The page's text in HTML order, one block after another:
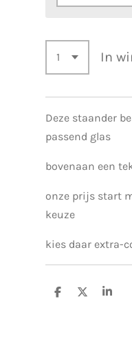
In
Deze staander
passend glas
bovenaan een
onze prijs start
keuze
kies daar extra-
D
D
S